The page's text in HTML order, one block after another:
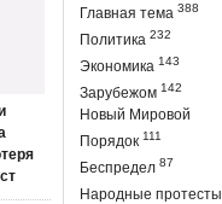
Главная тема 388
Политика 232
Экономика 143
Зарубежом 142
Новый Мировой
Порядок 111
Беспредел 87
Народные протесты